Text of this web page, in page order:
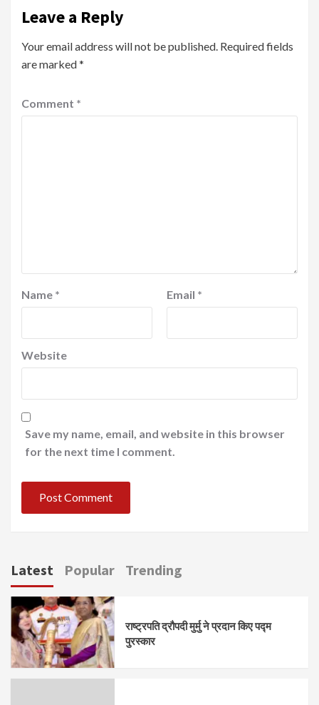
Leave a Reply
Your email address will not be published. Required fields
are marked*
Comment *
Name * Email *
Website
Save my name, email, and website in this browser
for the next time I comment.
Latest Popular Trending
राष्ट्रपति द्रौपदी मुर्मु ने प्रदान किए पद्म
पुरस्कार